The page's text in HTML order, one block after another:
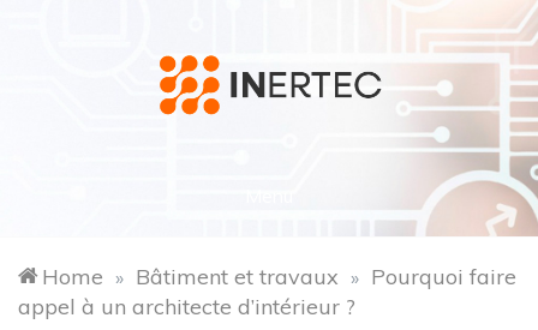
Home » Bâtiment et travaux » Pourquoi faire
appel à un architecte d’intérieur ?